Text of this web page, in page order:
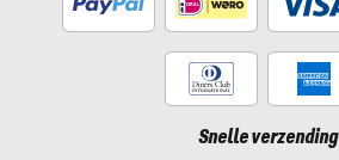
Snelle verzending